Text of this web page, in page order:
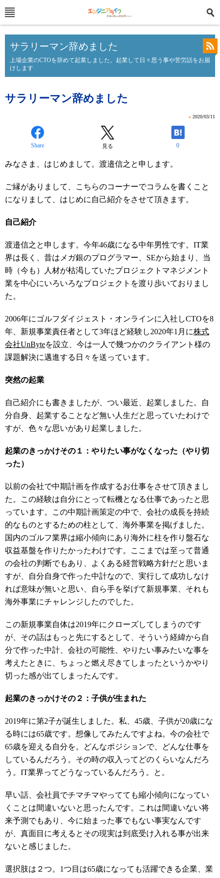
サラリーマン辞めました
上場企業のCTOを辞めて起業しました。起業して日々思う事や苦労話をお届
けします
サラリーマン辞めました
» 2020/03/11
Share 見る 0
みなさま、はじめまして。渡邉信之と申します。
ご縁がありまして、こちらのコーナーでコラムを書くこと
になりまして、はじめに自己紹介をさせて頂きます。
自己紹介
渡邉信之と申します。今年46歳になる中年男性です。 IT業
界は長く、昔はメガ銀のプログラマー、 SEから始まり、当
時（今も）人材が枯渇していたプロジェクトマネジメント
業を中心にいろいろなプロジェクトを渡り歩いておりまし
た。
2006年にゴルフダイジェスト・オンラインに入社しCTOを8
年、新規事業責任者として3年ほど経験し2020年1 月に株式
会社UnByteを設立、今は一人で幾つかのクライアント様の
課題解決に邁進する日々を送っています。
突然の起業
自己紹介にも書きましたが、つい最近、起業しました。自
分自身、起業することなど無い人生だと思っていたわけで
すが、色々な思いがあり起業しました。
起業のきっかけその１：やりたい事がなくなった（やり切
った）
以前の会社で中期計画を作成するお仕事をさせて頂きまし
た。この経験は自分にとって転機となる仕事であったと思
っています。この中期計画策定の中で、会社の成長を持続
的なものとするための柱として、海外事業を掲げました。
国内のゴルフ業界は縮小傾向にあり海外に柱を作り盤石な
収益基盤を作りたかったわけです。ここまでは至って普通
の会社の判断でもあり、よくある経営戦略方針だと思いま
すが、自分自身で作った中計なので、実行して成功しなけ
れば意味が無いと思い、自ら手を挙げて新規事業、それも
海外事業にチャレンジしたのでした。
この新規事業自体は2019年にクローズしてしまうのです
が、その話はもっと先にするとして、そういう経緯から自
分で作った中計、会社の可能性、やりたい事みたいな事を
考えたときに、ちょっと燃え尽きてしまったというかやり
切った感が出てしまったんです。
起業のきっかけその２：子供が生まれた
2019年に第2子が誕生しました。私、 45歳、子供が20歳にな
る時には65歳です。想像してみたんですよね。今の会社で
65歳を迎える自分を。どんなポジションで、どんな仕事を
しているんだろう。その時の収入ってどのくらいなんだろ
う。 IT業界ってどうなっているんだろう。と。
早い話、会社員でチマチマやってても縮小傾向になってい
くことは間違いないと思ったんです。これは間違いない将
来予測でもあり、今に始まった事でもない事実なんです
が、真面目に考えるとその現実は到底受け入れる事が出来
ないと感じました。
選択肢は２つ。 1つ目は65歳になっても活躍できる企業、業